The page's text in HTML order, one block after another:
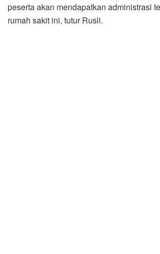
peserta akan mendapatkan administrasi
rumah sakit ini, tutur Rusli.